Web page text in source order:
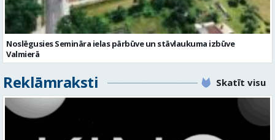
Noslēgusies Semināra ielas pārbūve un stāvlaukuma izbūve
Valmierā
Reklāmraksti Skatīt visu